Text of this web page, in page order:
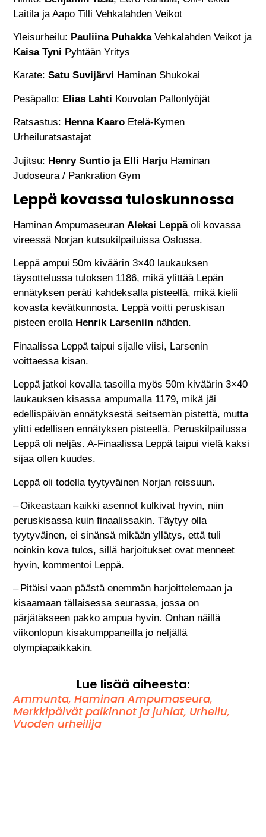
Laitila ja Aapo Tilli Vehkalahden Veikot
Yleisurheilu: Pauliina PuhakkaVehkalahden Veikot ja
Kaisa Tyni Pyhtään Yritys
Karate:Satu Suvijärvi Haminan Shukokai
Pesäpallo: Elias Lahti Kouvolan Pallonlyöjät
Ratsastus: Henna Kaaro Etelä-Kymen
Urheiluratsastajat
Jujitsu: Henry Suntio ja Elli Harju Haminan
Judoseura / Pankration Gym
Leppä kovassa tuloskunnossa
Haminan AmpumaseuranAleksi Leppäoli kovassa
vireessä Norjan kutsukilpailuissa Oslossa.
Leppä ampui 50m kiväärin 3×40 laukauksen
täysottelussa tuloksen 1186, mikä ylittää Lepän
ennätyksen peräti kahdeksalla pisteellä, mikä kielii
kovasta kevätkunnosta. Leppä voitti peruskisan
pisteen erolla Henrik Larseniin nähden.
Finaalissa Leppä taipui sijalle viisi, Larsenin
voittaessa kisan.
Leppä jatkoi kovalla tasoilla myös 50m kiväärin 3×40
laukauksen kisassa ampumalla 1179, mikä jäi
edellispäivän ennätyksestä seitsemän pistettä, mutta
ylitti edellisen ennätyksen pisteellä. Peruskilpailussa
Leppä oli neljäs. A-Finaalissa Leppä taipui vielä kaksi
sijaa ollen kuudes.
Leppä oli todella tyytyväinen Norjan reissuun.
– Oikeastaan kaikki asennot kulkivat hyvin, niin
peruskisassa kuin finaalissakin. Täytyy olla
tyytyväinen, ei sinänsä mikään yllätys, että tuli
noinkin kova tulos, sillä harjoitukset ovat menneet
hyvin, kommentoi Leppä.
– Pitäisi vaan päästä enemmän harjoittelemaan ja
kisaamaan tällaisessa seurassa, jossa on
pärjätäkseen pakko ampua hyvin. Onhan näillä
viikonlopun kisakumppaneilla jo neljällä
olympiapaikkakin.
Lue lisää aiheesta:
Ammunta,Haminan Ampumaseura,
Merkkipäivät palkinnot ja juhlat, Urheilu,
Vuoden urheilija